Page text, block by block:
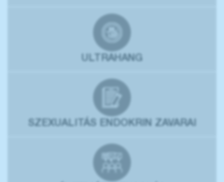
ULTRAHANG
SZEXUALITÁS ENDOKRIN ZAVARAI